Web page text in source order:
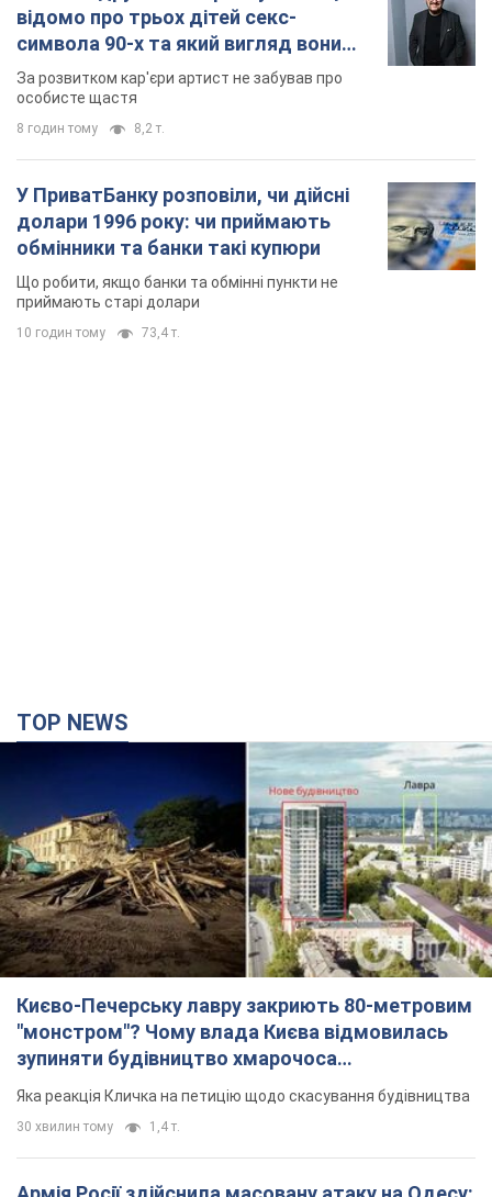
відомо про трьох дітей секс-
символа 90-х та який вигляд вони
мають
За розвитком кар'єри артист не забував про
особисте щастя
8 годин тому 8,2 т.
У ПриватБанку розповіли, чи дійсні
долари 1996 року: чи приймають
обмінники та банки такі купюри
Що робити, якщо банки та обмінні пункти не
приймають старі долари
10 годин тому 73,4 т.
TOP NEWS
Києво-Печерську лавру закриють 80-метровим
"монстром"? Чому влада Києва відмовилась
зупиняти будівництво хмарочоса
"московського вірянина"
Яка реакція Кличка на петицію щодо скасування будівництва
30 хвилин тому 1,4 т.